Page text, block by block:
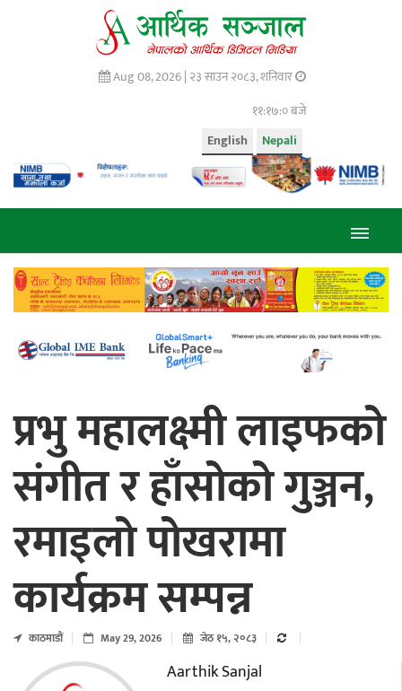
Aug 08, 2026 | २३ साउन २०८३, शनिवार
११:१७:०१ बजे
Nepali
English
प्रभु महालक्ष्मी लाइफको
संगीत र हाँसोको गुञ्जन,
रमाइलो पोखरामा
कार्यक्रम सम्पन्न
काठमाडाैं May 29, 2026 जेठ १५, २०८३
Aarthik Sanjal